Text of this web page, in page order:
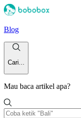
Blog
Cari...
Mau baca artikel apa?